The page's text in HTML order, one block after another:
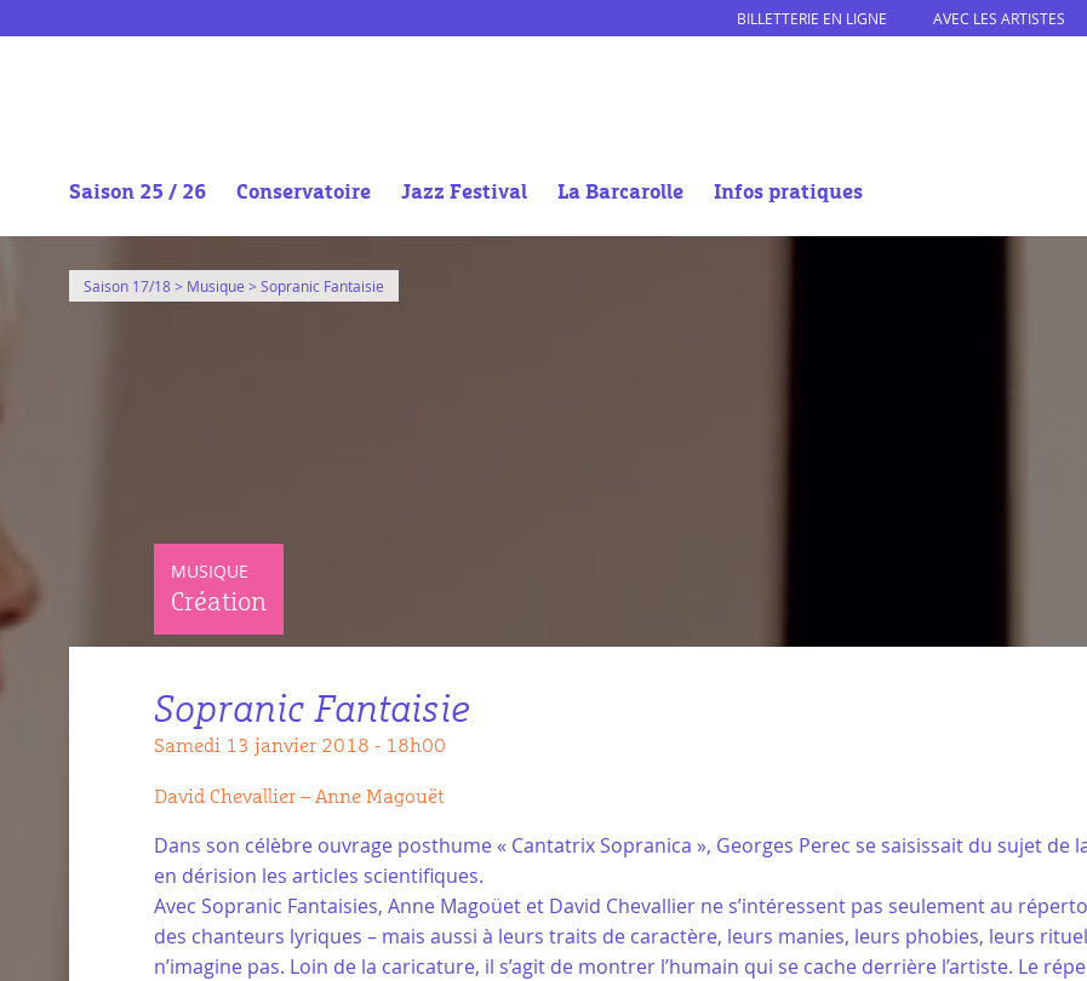
BILLETTERIE EN LIGNE AVEC LES ARTISTES
Saison 25 / 26 Conservatoire Jazz Festival La Barcarolle Infos pratiques
Saison 17/18> Musique > Sopranic Fantaisie
MUSIQUE
Création
Sopranic Fantaisie
samedi 13 janvier 2018 - 18h00
David Chevallier – Anne Magouët
Dans son célèbre ouvrage posthume « Cantatrix Sopranica », Georges Perec se saisissait du sujet
en dérision les articles scientifiques.
Avec Sopranic Fantaisies, Anne Magoüet et David Chevallier ne s’intéressent pas seulement au
des chanteurs lyriques – mais aussi à leurs traits de caractère, leurs manies, leurs phobies, leurs
n’imagine pas. Loin de la caricature, il s’agit de montrer l’humain qui se cache derrière l’artiste. Le